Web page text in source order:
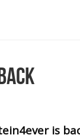
is